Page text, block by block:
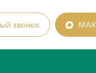
звонок MAX